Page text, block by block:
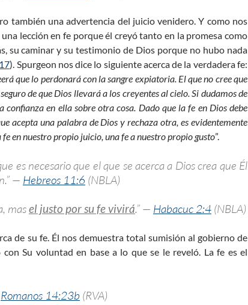
también una advertencia del juicio venidero. Y como nos
lección en fe porque él creyó tanto en la promesa como
su caminar y su testimonio de Dios porque no hubo nada
). Spurgeon nos dice lo siguiente acerca de la verdadera fe:
que lo perdonará con la sangre expiatoria. El que no cree que
de que Dios llevará a los creyentes al cielo. Si dudamos de
confianza en ella sobre otra cosa. Dado que la fe en Dios debe
acepta una palabra de Dios y rechaza otra, es evidentemente
en nuestro propio juicio, una fe a nuestro propio gusto”.
es necesario que el que se acerca a Dios crea que Él
— Hebreos 11:6 (NBLA)
masel justo por su fe vivirá.” — Habacuc 2:4 (NBLA)
de su fe. Él nos demuestra total sumisión al gobierno de
Su voluntad en base a lo que se le reveló. La fe es el
Romanos 14:23b (RVA)